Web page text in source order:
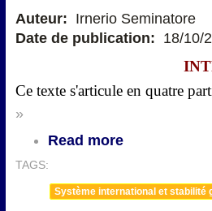
Auteur: Irnerio Seminatore
Date de publication: 18/10/
Ce texte s'articule en quatre
»
Read more
TAGS:
Système international et stabilité